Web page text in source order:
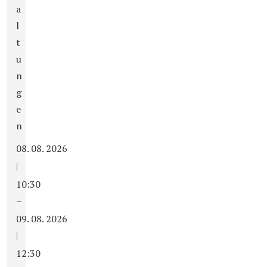
a
l
t
u
n
g
e
n
08. 08. 2026
|
10:30
–
09. 08. 2026
|
12:30